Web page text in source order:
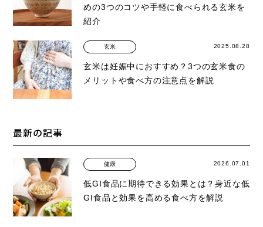
めの3つのコツや手軽に食べられる玄米を
紹介
玄米 2025.08.28
玄米は妊娠中におすすめ？3つの玄米食の
メリットや食べ方の注意点を解説
最新の記事
健康 2026.07.01
低GI食品に期待できる効果とは？身近な低
GI食品と効果を高める食べ方を解説